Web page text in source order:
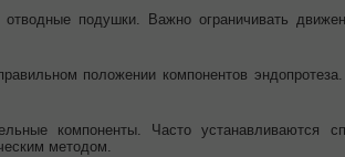
подушки. Важно ограничивать
положении компонентов
компоненты. Часто устанавливаются
методом.